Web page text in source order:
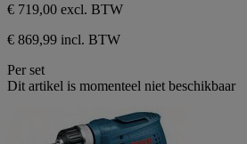
€ 719,00 excl. BTW
€ 869,99 incl. BTW
Per set
Dit artikel is momenteel niet beschikbaar